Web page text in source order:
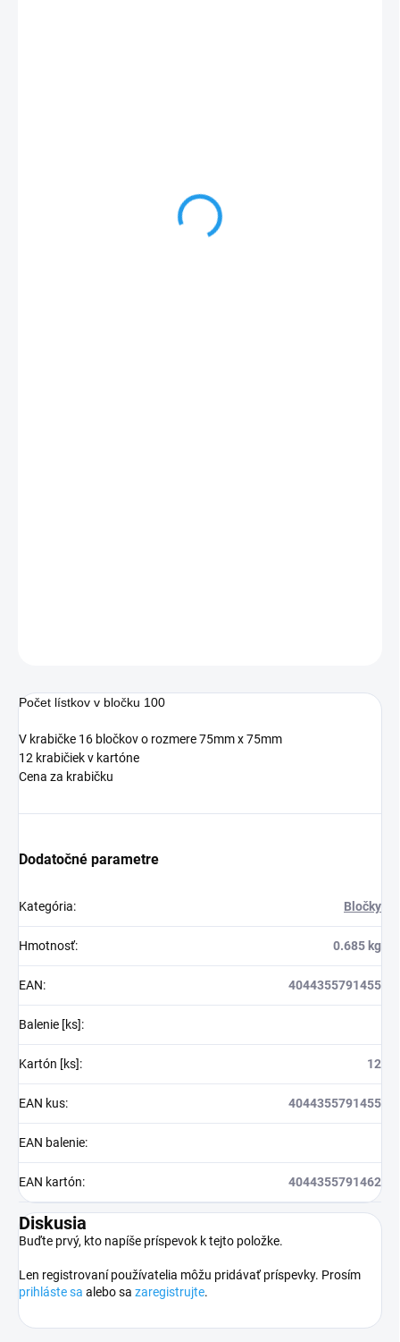
Počet lístkov v bločku 100
V krabičke 16 bločkov o rozmere 75mm x 75mm
12 krabičiek v kartóne
Cena za krabičku
Dodatočné parametre
Kategória: Bločky
Hmotnosť: 0.685 kg
EAN: 4044355791455
Balenie [ks]:
Kartón [ks]: 12
EAN kus: 4044355791455
EAN balenie:
EAN kartón: 4044355791462
Diskusia
Buďte prvý, kto napíše príspevok k tejto položke.
Len registrovaní používatelia môžu pridávať príspevky. Prosím
prihláste sa alebo sa zaregistrujte.